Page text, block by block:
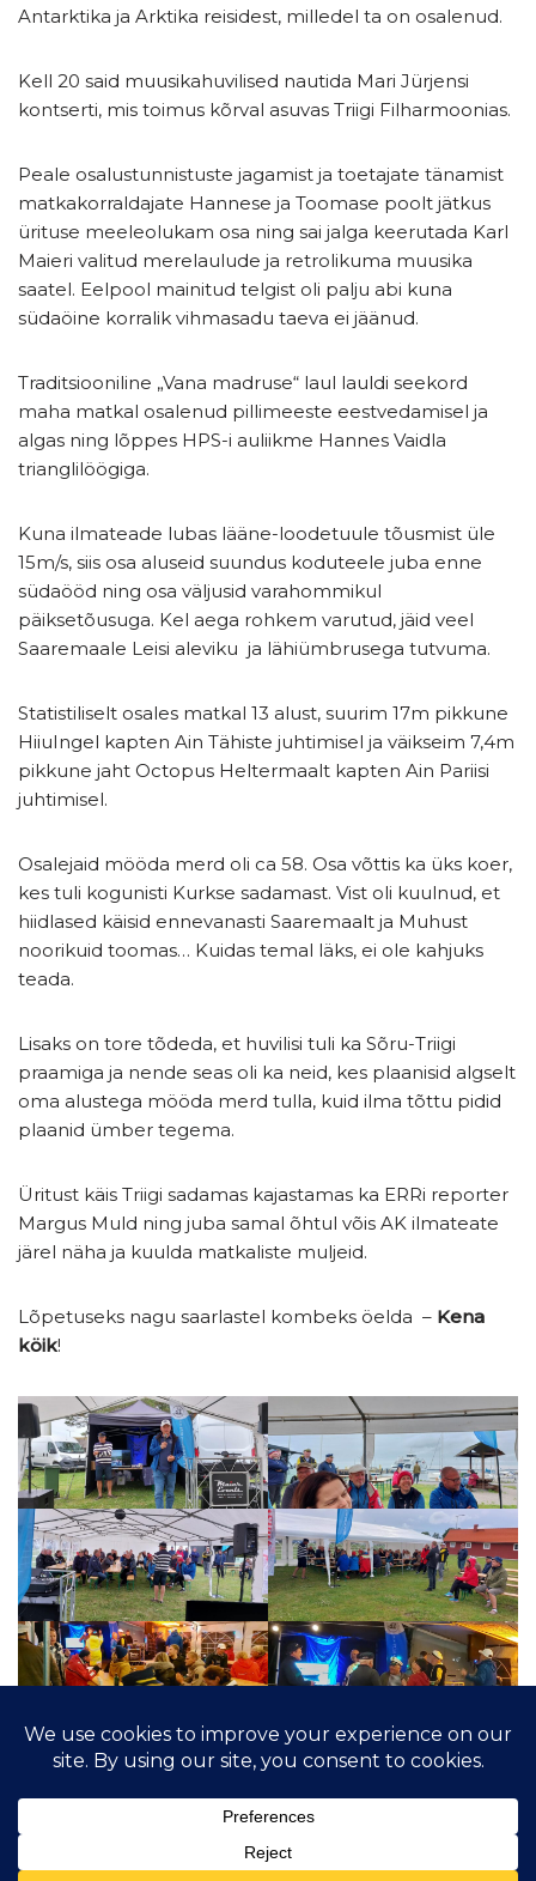
Antarktika ja Arktika reisidest, milledel ta on osalenud.
Kell 20 said muusikahuvilised nautida Mari Jürjensi
kontserti, mis toimus kõrval asuvas Triigi Filharmoonias.
Peale osalustunnistuste jagamist ja toetajate tänamist
matkakorraldajate Hannese ja Toomase poolt jätkus
ürituse meeleolukam osa ning sai jalga keerutada Karl
Maieri valitud merelaulude ja retrolikuma muusika
saatel. Eelpool mainitud telgist oli palju abi kuna
südaöine korralik vihmasadu taeva ei jäänud.
Traditsiooniline „Vana madruse“ laul lauldi seekord
maha matkal osalenud pillimeeste eestvedamisel ja
algas ning lõppes HPS-i auliikme Hannes Vaidla
trianglilöögiga.
Kuna ilmateade lubas lääne-loodetuule tõusmist üle
15m/s, siis osa aluseid suundus koduteele juba enne
südaööd ning osa väljusid varahommikul
päiksetõusuga. Kel aega rohkem varutud, jäid veel
Saaremaale Leisi aleviku ja lähiümbrusega tutvuma.
Statistiliselt osales matkal 13 alust, suurim 17m pikkune
HiiuIngel kapten Ain Tähiste juhtimisel ja väikseim 7,4m
pikkune jaht Octopus Heltermaalt kapten Ain Pariisi
juhtimisel.
Osalejaid mööda merd oli ca 58. Osa võttis ka üks koer,
kes tuli kogunisti Kurkse sadamast. Vist oli kuulnud, et
hiidlased käisid ennevanasti Saaremaalt ja Muhust
noorikuid toomas… Kuidas temal läks, ei ole kahjuks
teada.
Lisaks on tore tõdeda, et huvilisi tuli ka Sõru-Triigi
praamiga ja nende seas oli ka neid, kes plaanisid algselt
oma alustega mööda merd tulla, kuid ilma tõttu pidid
plaanid ümber tegema.
Üritust käis Triigi sadamas kajastamas ka ERRi reporter
Margus Muld ning juba samal õhtul võis AK ilmateate
järel näha ja kuulda matkaliste muljeid.
Lõpetuseks nagu saarlastel kombeks öelda – Kena
köik!